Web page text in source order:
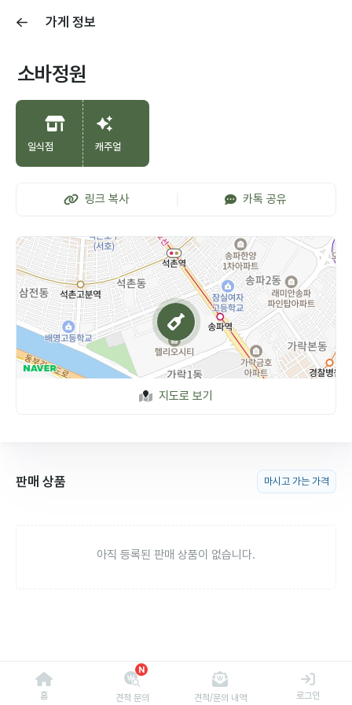
가게 정보
소바정원
일식점 캐주얼
링크 복사 카톡 공유
지도로 보기
판매 상품 마시고 가는 가격
아직 등록된 판매 상품이 없습니다.
홈
N
견적 문의 견적/문의 내역 로그인